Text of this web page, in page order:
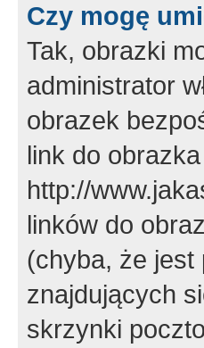
Czy mogę
Tak, obrazki
administrator
obrazek
link do
http://
linków do
(chyba, że jest
znajdujących
skrzynki